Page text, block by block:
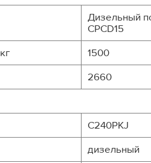
Дизельный
CPCD15
1500
2660
C240PKJ
дизельный